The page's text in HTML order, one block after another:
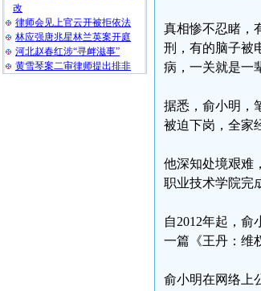
改
律师会见上官云开被拒依法
林应强唐兆星林兰英案开庭
河北赵春红涉“寻衅滋事”
黄雪琴案二审律师提出排非
真相惨不忍睹，
刑，有的脑子被
病，一关就是一
据悉，俞小明，
被迫下岗，全家
他深知处境艰难
职业技术学院完
自2012年起，
一篇《王丹：维
俞小明在网络上